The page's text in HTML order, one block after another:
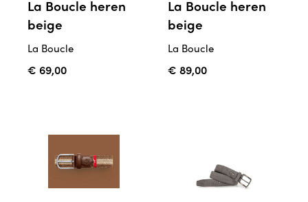
La Boucle heren
beige
La Boucle
€ 69,00
La Boucle heren
beige
La Boucle
€ 89,00